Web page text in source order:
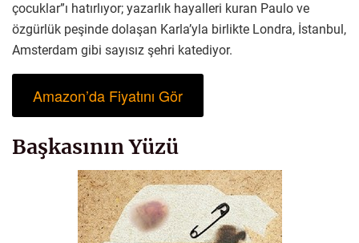
çocuklar”ı hatırlıyor; yazarlık hayalleri kuran Paulo ve
özgürlük peşinde dolaşan Karla’yla birlikte Londra, İstanbul,
Amsterdam gibi sayısız şehri katediyor.
Amazon’da Fiyatını Gör
Başkasının Yüzü